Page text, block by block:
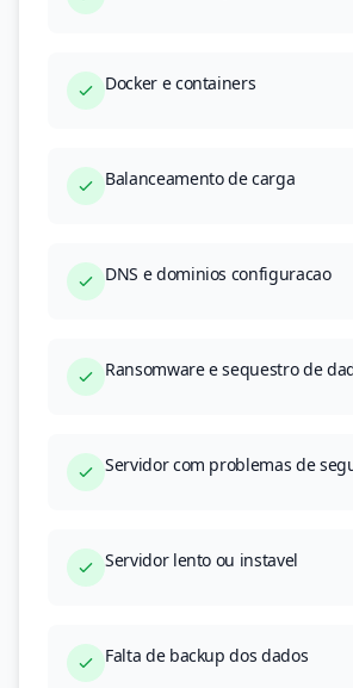
Docker e containers
Balanceamento de carga
DNS e dominios configuracao
Ransomware e sequestro de
Servidor com problemas de
Servidor lento ou instavel
Falta de backup dos dados